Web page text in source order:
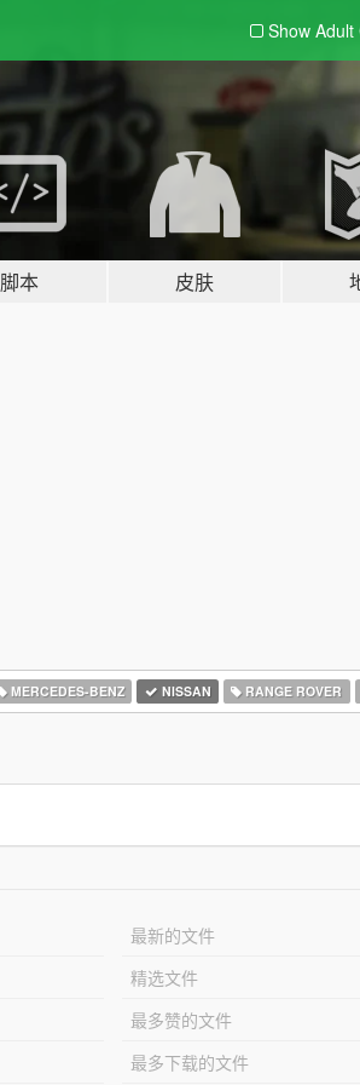
Show Adult
脚本 皮肤
MERCEDES-BENZ NISSAN RANGE ROVER
最新的文件
精选文件
最多赞的文件
最多下载的文件